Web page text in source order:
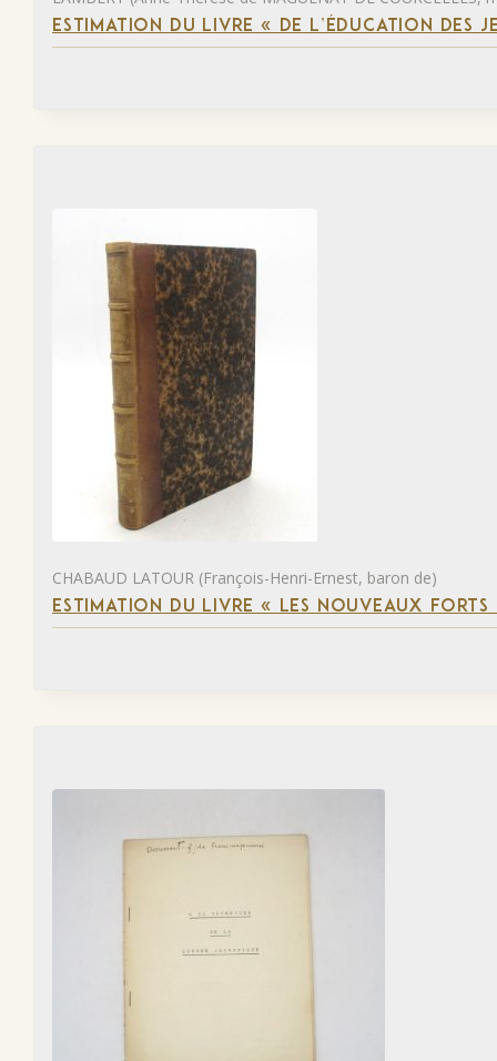
ESTIMATION DU LIVRE « DE L’ÉDUCATION DES
CHABAUD LATOUR (François-Henri-Ernest, baron de)
ESTIMATION DU LIVRE « LES NOUVEAUX